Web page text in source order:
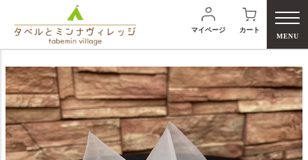
マイページ
カート
MENU
検